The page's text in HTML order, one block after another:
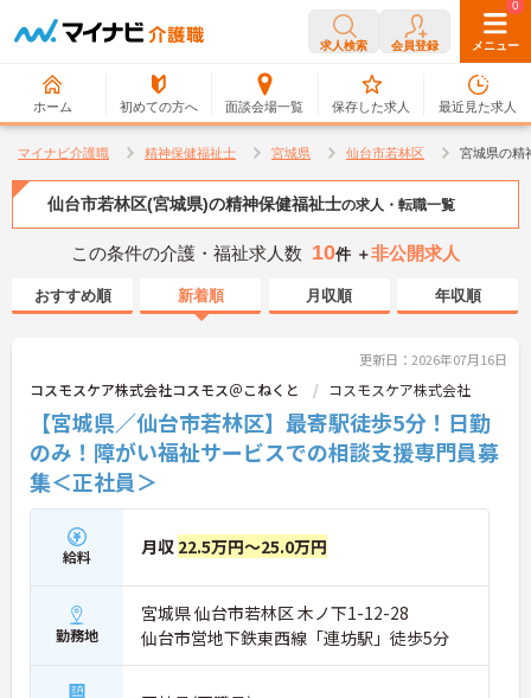
求人検索 会員登録 メニュー
ホーム 初めての方へ 面談会場一覧
0
保存した求人
0
最近見た求人
マイナビ介護職 精神保健福祉士 宮城県 仙台市若林区 宮城県の精
仙台市若林区(宮城県)の精神保健福祉士の求人・転職一覧
この条件の介護・福祉求人数 10件 ＋非公開求人
おすすめ順 新着順 月収順 年収順
更新日：2026年07月16日
コスモスケア株式会社コスモス＠こねくと コスモスケア株式会社
【宮城県／仙台市若林区】最寄駅徒歩5分！日勤
のみ！障がい福祉サービスでの相談支援専門員募
集＜正社員＞
給料 月収 22.5万円～25.0万円
勤務地
宮城県 仙台市若林区 木ノ下1-12-28
仙台市営地下鉄東西線「連坊駅」徒歩5分